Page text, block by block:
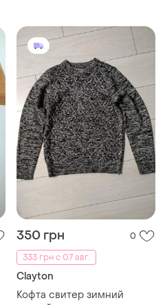
350 грн
0
333 грн с 07 авг.
Clayton
Кофта свитер зимний